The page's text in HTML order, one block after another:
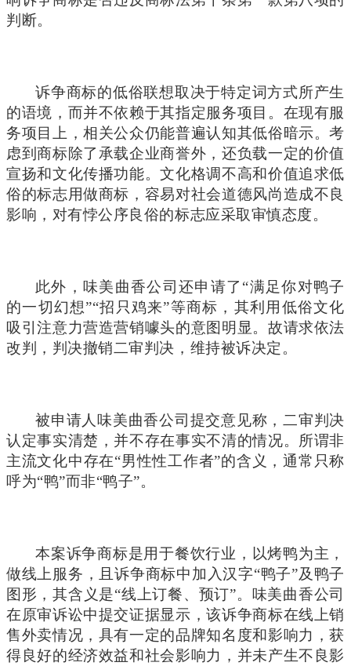
判断。
诉争商标的低俗联想取决于特定词方式所产生
的语境，而并不依赖于其指定服务项目。在现有服
务项目上，相关公众仍能普遍认知其低俗暗示。考
虑到商标除了承载企业商誉外，还负载一定的价值
宣扬和文化传播功能。文化格调不高和价值追求低
俗的标志用做商标，容易对社会道德风尚造成不良
影响，对有悖公序良俗的标志应采取审慎态度。
此外，味美曲香公司还申请了“满足你对鸭子
的一切幻想”“招只鸡来”等商标，其利用低俗文化
吸引注意力营造营销噱头的意图明显。故请求依法
改判，判决撤销二审判决，维持被诉决定。
被申请人味美曲香公司提交意见称，二审判决
认定事实清楚，并不存在事实不清的情况。所谓非
主流文化中存在“男性性工作者”的含义，通常只称
呼为“鸭”而非“鸭子”。
本案诉争商标是用于餐饮行业，以烤鸭为主，
做线上服务，且诉争商标中加入汉字“鸭子”及鸭子
图形，其含义是“线上订餐、预订”。味美曲香公司
在原审诉讼中提交证据显示，该诉争商标在线上销
售外卖情况，具有一定的品牌知名度和影响力，获
得良好的经济效益和社会影响力，并未产生不良影